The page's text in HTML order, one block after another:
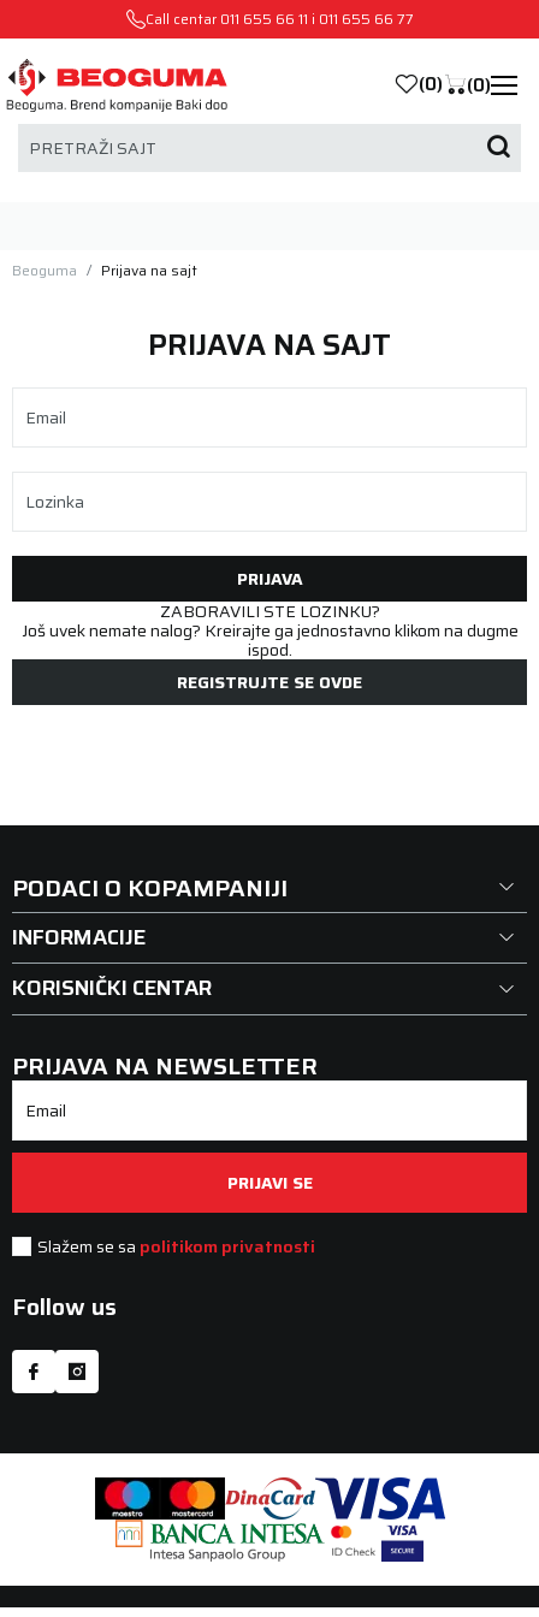
Call centar 011 655 66 11 i 011 655 66 77
PRETRAŽI SAJT
(0) (0)
Beoguma Prijava na sajt
PRIJAVA NA SAJT
Email
Lozinka
PRIJAVA
ZABORAVILI STE LOZINKU?
Još uvek nemate nalog? Kreirajte ga jednostavno klikom na dugme
ispod.
REGISTRUJTE SE OVDE
PODACI O KOPAMPANIJI
INFORMACIJE
KORISNIČKI CENTAR
PRIJAVA NA NEWSLETTER
Email
PRIJAVI SE
Slažem se sa politikom privatnosti
Follow us